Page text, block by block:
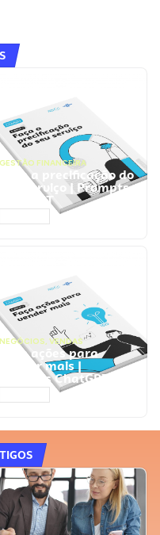
GESTÃO FINANCEIRA
Faça a precificação do
seu serviço | Prompts
ChatGPT
NEGÓCIOS, VENDAS
Faça ações para
vender mais |
Prompts ChatGPT